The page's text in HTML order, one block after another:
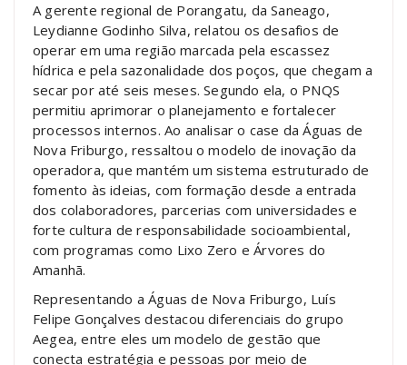
A gerente regional de Porangatu, da Saneago,
Leydianne Godinho Silva, relatou os desafios de
operar em uma região marcada pela escassez
hídrica e pela sazonalidade dos poços, que chegam a
secar por até seis meses. Segundo ela, o PNQS
permitiu aprimorar o planejamento e fortalecer
processos internos. Ao analisar o case da Águas de
Nova Friburgo, ressaltou o modelo de inovação da
operadora, que mantém um sistema estruturado de
fomento às ideias, com formação desde a entrada
dos colaboradores, parcerias com universidades e
forte cultura de responsabilidade socioambiental,
com programas como Lixo Zero e Árvores do
Amanhã.
Representando a Águas de Nova Friburgo, Luís
Felipe Gonçalves destacou diferenciais do grupo
Aegea, entre eles um modelo de gestão que
conecta estratégia e pessoas por meio de